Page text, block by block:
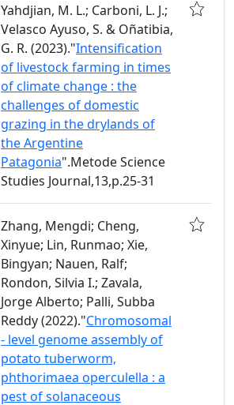
Yahdjian, M. L.; Carboni, L. J.;
Velasco Ayuso, S. & Oñatibia,
G. R. (2023)."Intensification
of livestock farming in times
of climate change : the
challenges of domestic
grazing in the drylands of
the Argentine
Patagonia".Metode Science
Studies Journal,13,p.25-31
Zhang, Mengdi; Cheng,
Xinyue; Lin, Runmao; Xie,
Bingyan; Nauen, Ralf;
Rondon, Silvia I.; Zavala,
Jorge Alberto; Palli, Subba
Reddy (2022)."Chromosomal
- level genome assembly of
potato tuberworm,
phthorimaea operculella : a
pest of solanaceous